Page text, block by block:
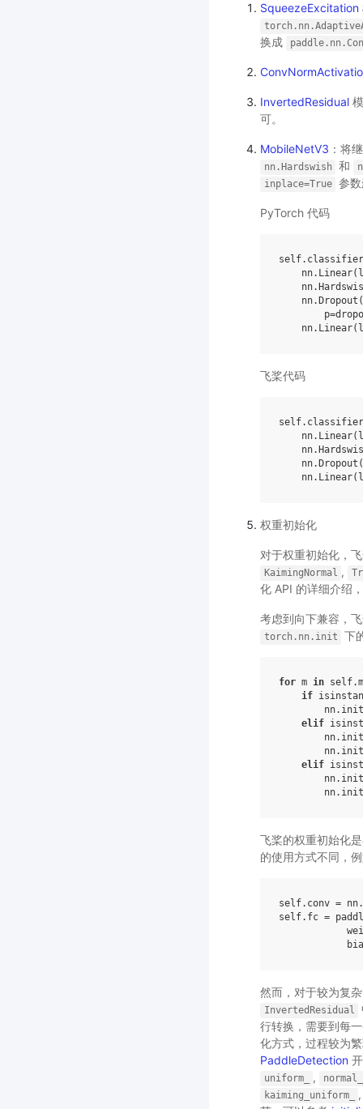
SqueezeExcitation
换成
InvertedResidual
可。
MobileNetV3 ：将
nn.Hardswish 和
inplace=True
参
PyTorch 代码
self. classifier
nn. Linear(
nn.
nn. Dropout (
p=
nn. Linear(
飞桨代码
self. classifier
nn. Linear(
nn.
nn. Dropout (
nn. Linear(
权重初始化
对于权重初始化，
KaimingNormal ,
化 API 的详细介绍
考虑到向下兼容，
torch.nn.init 下
for m in self.
if
nn. init
elif
nn. init
nn. init
elif
nn. init
nn. init
飞桨的权重初始化
的使用方式不同，
self. conv = nn.
self. fc =
然而，对于较为复
InvertedResidual
行转换，需要到每
化方式，过程较为
PaddleDetection
uniform_ ,
normal_
kaiming_uniform_